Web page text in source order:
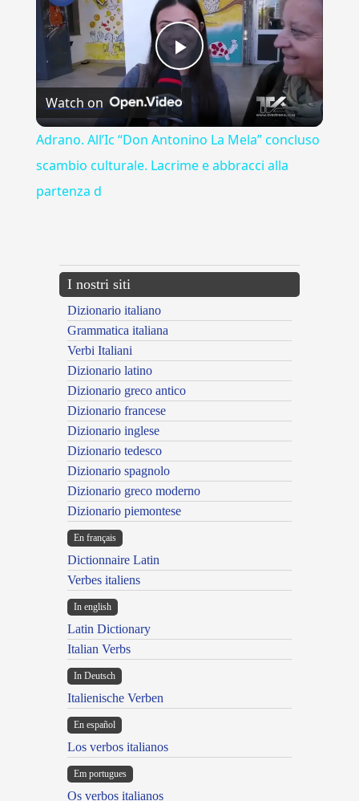
Play
Video
Watch on
Adrano. All’Ic “Don Antonino La Mela” concluso
scambio culturale. Lacrime e abbracci alla
partenza d
I nostri siti
Dizionario italiano
Grammatica italiana
Verbi Italiani
Dizionario latino
Dizionario greco antico
Dizionario francese
Dizionario inglese
Dizionario tedesco
Dizionario spagnolo
Dizionario greco moderno
Dizionario piemontese
En français
Dictionnaire Latin
Verbes italiens
In english
Latin Dictionary
Italian Verbs
In Deutsch
Italienische Verben
En español
Los verbos italianos
Em portugues
Os verbos italianos